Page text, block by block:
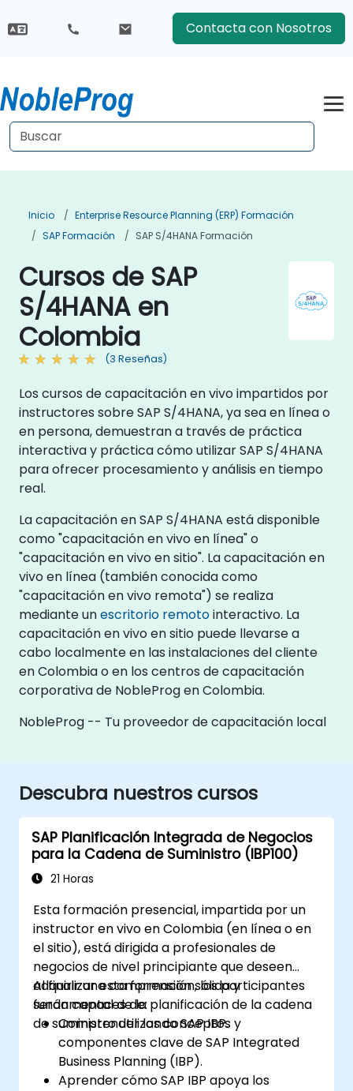
Contacta con Nosotros
Inicio
Enterprise Resource Planning (ERP) Formación
SAP Formación
SAP S/4HANA Formación
Cursos de SAP
S/4HANA en
Colombia
(3 Reseñas)
Los cursos de capacitación en vivo impartidos por
instructores sobre SAP S/4HANA, ya sea en línea o
en persona, demuestran a través de práctica
interactiva y práctica cómo utilizar SAP S/4HANA
para ofrecer procesamiento y análisis en tiempo
real.
La capacitación en SAP S/4HANA está disponible
como "capacitación en vivo en línea" o
"capacitación en vivo en sitio". La capacitación en
vivo en línea (también conocida como
"capacitación en vivo remota") se realiza
mediante unescritorio remotointeractivo. La
capacitación en vivo en sitio puede llevarse a
cabo localmente en las instalaciones del cliente
en Colombia o en los centros de capacitación
corporativa de NobleProg en Colombia.
NobleProg -- Tu proveedor de capacitación local
Descubra nuestros cursos
SAP Planificación Integrada de Negocios
para la Cadena de Suministro (IBP100)
21 Horas
Esta formación presencial, impartida por un
instructor en vivo en Colombia (en línea o en
el sitio), está dirigida a profesionales de
negocios de nivel principiante que deseen
adquirir una comprensión sólida y
fundamental de la planificación de la cadena
de suministro utilizando SAP IBP.
Al finalizar esta formación, los participantes
serán capaces de:
Comprender los conceptos y
componentes clave de SAP Integrated
Business Planning (IBP).
Aprender cómo SAP IBP apoya los